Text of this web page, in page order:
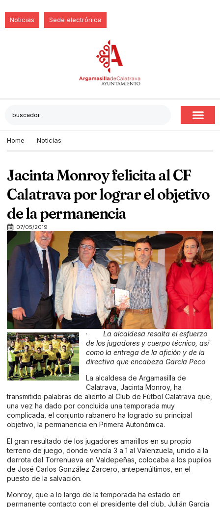
Noticias Sede electrónica
Home Noticias
Jacinta Monroy felicita al CF
Calatrava por lograr el objetivo
de la permanencia
07/05/2019
· La alcaldesa resalta el esfuerzo
de los jugadores y cuerpo técnico, así
como la entrega de la afición y de la
directiva que encabeza García Peco
La alcaldesa de Argamasilla de
Calatrava, Jacinta Monroy, ha
transmitido palabras de aliento al Club de Fútbol Calatrava que,
una vez ha dado por concluida una temporada muy
complicada, el conjunto rabanero ha logrado su principal
objetivo, la permanencia en Primera Autonómica.
El gran resultado de los jugadores amarillos en su propio
terreno de juego, donde vencía 3 a 1 al Valenzuela, unido a la
derrota del Torrenueva en Valdepeñas, colocaba a los pupilos
de José Carlos González Zarcero, antepenúltimos, en el
puesto de la salvación.
Monroy, que a lo largo de la temporada ha estado en
permanente contacto con el presidente del club, Julián García